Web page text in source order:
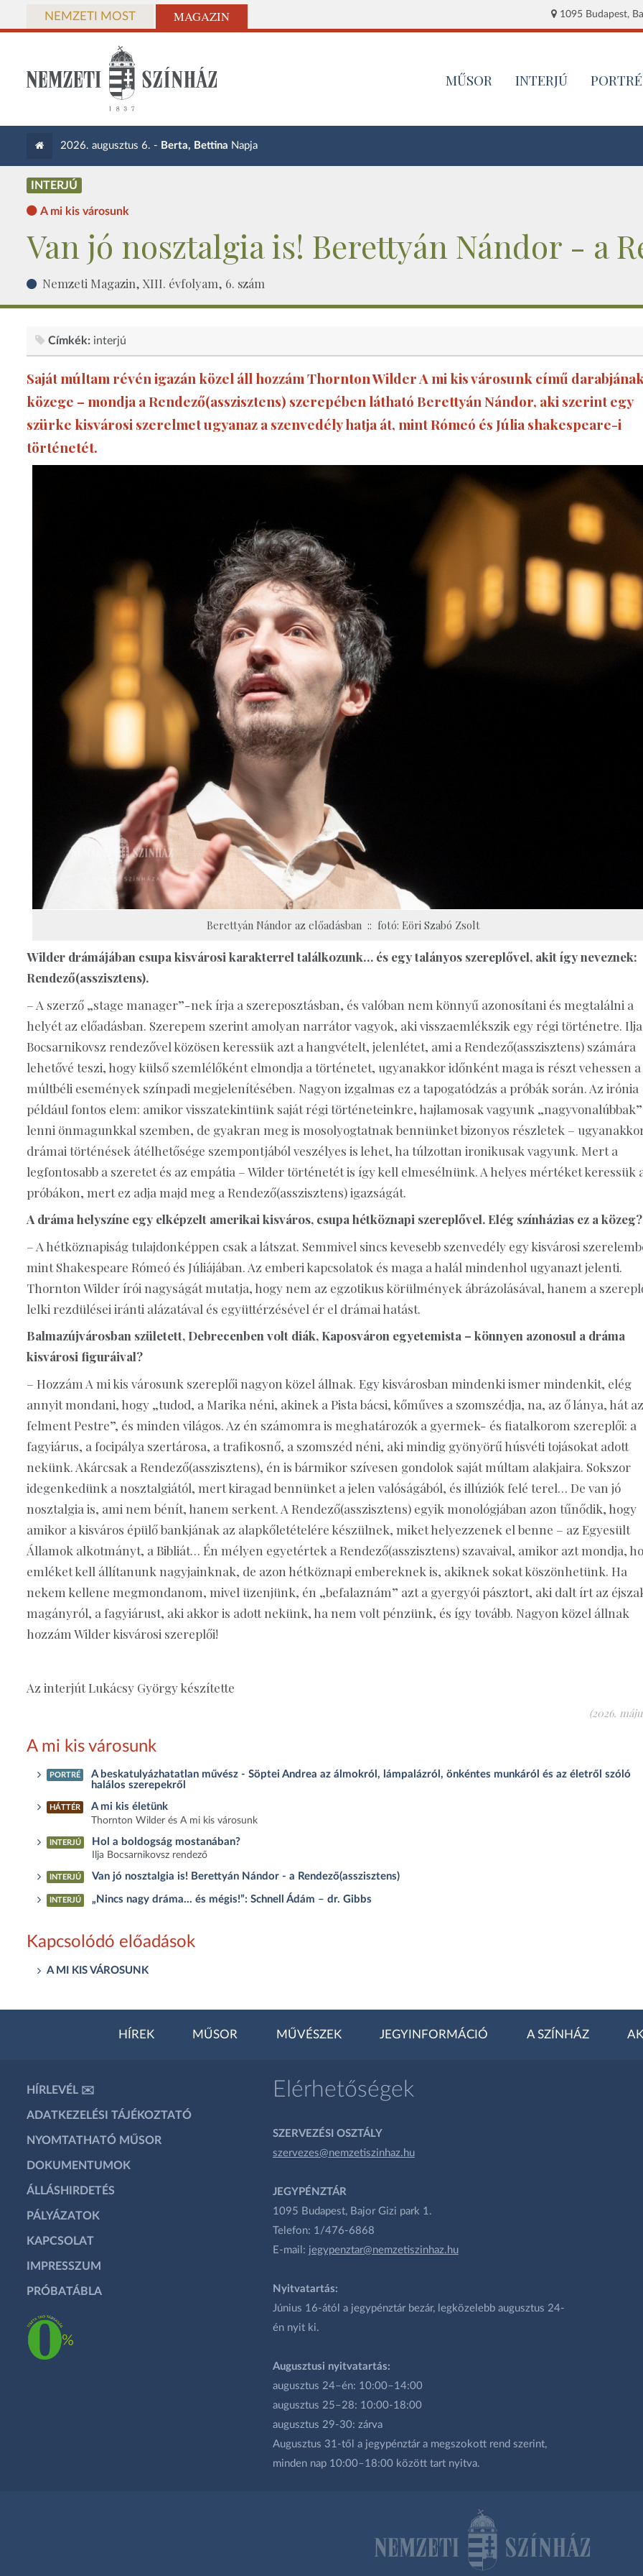
NEMZETI MOST MAGAZIN 1095 Budapest,
MŰSOR INTERJÚ PORTRÉ
2026. augusztus 6. - Berta, Bettina Napja
INTERJÚ
A mi kis városunk
Van jó nosztalgia is! Berettyán Nándor - a
Nemzeti Magazin, XIII. évfolyam, 6. szám
Címkék: interjú
Saját múltam révén igazán közel áll hozzám Thornton Wilder A mi kis városunk című
közege – mondja a Rendező(asszisztens) szerepében látható Berettyán Nándor, aki szerint egy
szürke kisvárosi szerelmet ugyanaz a szenvedély hatja át, mint Rómeó és Júlia shakespeare-i
történetét.
Berettyán Nándor az előadásban :: fotó: Eöri Szabó Zsolt
Wilder drámájában csupa kisvárosi karakterrel találkozunk… és egy talányos szereplővel, akit így neveznek:
Rendező(asszisztens).
– A szerző „stage manager”-nek írja a szereposztásban, és valóban nem könnyű azonosítani és megtalálni a
helyét az előadásban. Szerepem szerint amolyan narrátor vagyok, aki visszaemlékszik egy régi történetre. Ilja
Bocsarnikovsz rendezővel közösen keressük azt a hangvételt, jelenlétet, ami a Rendező(asszisztens) számára
lehetővé teszi, hogy külső szemlélőként elmondja a történetet, ugyanakkor időnként maga is részt vehessen a
múltbéli események színpadi megjelenítésében. Nagyon izgalmas ez a tapogatódzás a próbák során. Az irónia
például fontos elem: amikor visszatekintünk saját régi történeteinkre, hajlamosak vagyunk „nagyvonalúbbak”
lenni önmagunkkal szemben, de gyakran meg is mosolyogtatnak bennünket bizonyos részletek –
drámai történések átélhetősége szempontjából veszélyes is lehet, ha túlzottan ironikusak vagyunk. Mert a
legfontosabb a szeretet és az empátia – Wilder történetét is így kell elmesélnünk. A helyes mértéket keressük
próbákon, mert ez adja majd meg a Rendező(asszisztens) igazságát.
A dráma helyszíne egy elképzelt amerikai kisváros, csupa hétköznapi szereplővel. Elég színházias ez a közeg?
– A hétköznapiság tulajdonképpen csak a látszat. Semmivel sincs kevesebb szenvedély egy kisvárosi
mint Shakespeare Rómeó és Júliájában. Az emberi kapcsolatok és maga a halál mindenhol ugyanazt jelenti.
Thornton Wilder írói nagyságát mutatja, hogy nem az egzotikus körülmények ábrázolásával, hanem a
lelki rezdülései iránti alázatával és együttérzésével ér el drámai hatást.
Balmazújvárosban született, Debrecenben volt diák, Kaposváron egyetemista – könnyen azonosul a dráma
kisvárosi figuráival?
– Hozzám A mi kis városunk szereplői nagyon közel állnak. Egy kisvárosban mindenki ismer mindenkit, elég
annyit mondani, hogy „tudod, a Marika néni, akinek a Pista bácsi, kőműves a szomszédja, na, az ő lánya, hát az
felment Pestre”, és minden világos. Az én számomra is meghatározók a gyermek- és fiatalkorom szereplői: a
fagyiárus, a focipálya szertárosa, a trafikosnő, a szomszéd néni, aki mindig gyönyörű húsvéti tojásokat adott
nekünk. Akárcsak a Rendező(asszisztens), én is bármikor szívesen gondolok saját múltam alakjaira. Sokszor
idegenkedünk a nosztalgiától, mert kiragad bennünket a jelen valóságából, és illúziók felé terel… De van jó
nosztalgia is, ami nem bénít, hanem serkent. A Rendező(asszisztens) egyik monológjában azon tűnődik, hogy
amikor a kisváros épülő bankjának az alapkőletételére készülnek, miket helyezzenek el benne – az Egyesült
Államok alkotmányt, a Bibliát… Én mélyen egyetértek a Rendező(asszisztens) szavaival, amikor azt mondja,
emléket kell állítanunk nagyjainknak, de azon hétköznapi embereknek is, akiknek sokat köszönhetünk. Ha
nekem kellene megmondanom, mivel üzenjünk, én „befalaznám” azt a gyergyói pásztort, aki dalt írt az
magányról, a fagyiárust, aki akkor is adott nekünk, ha nem volt pénzünk, és így tovább. Nagyon közel állnak
hozzám Wilder kisvárosi szereplői!
Az interjút Lukácsy György készítette
(2026.
A mi kis városunk
PORTRÉ
A beskatulyázhatatlan művész - Söptei Andrea az álmokról, lámpalázról, önkéntes munkáról és az életről szóló
halálos szerepekről
HÁTTÉR A mi kis életünk
Thornton Wilder és A mi kis városunk
INTERJÚ Hol a boldogság mostanában?
Ilja Bocsarnikovsz rendező
INTERJÚ Van jó nosztalgia is! Berettyán Nándor - a Rendező(asszisztens)
INTERJÚ „Nincs nagy dráma… és mégis!”: Schnell Ádám – dr. Gibbs
Kapcsolódó előadások
A MI KIS VÁROSUNK
HÍREK MŰSOR MŰVÉSZEK JEGYINFORMÁCIÓ A SZÍNHÁZ
HÍRLEVÉL ✉️
ADATKEZELÉSI TÁJÉKOZTATÓ
NYOMTATHATÓ MŰSOR
DOKUMENTUMOK
ÁLLÁSHIRDETÉS
PÁLYÁZATOK
KAPCSOLAT
IMPRESSZUM
PRÓBATÁBLA
Elérhetőségek
SZERVEZÉSI OSZTÁLY
szervezes@nemzetiszinhaz.hu
JEGYPÉNZTÁR
1095 Budapest, Bajor Gizi park 1.
Telefon: 1/476-6868
E-mail: jegypenztar@nemzetiszinhaz.hu
Nyitvatartás:
Június 16-ától a jegypénztár bezár, legközelebb augusztus 24-
én nyit ki.
Augusztusi nyitvatartás:
augusztus 24–én: 10:00–14:00
augusztus 25–28: 10:00-18:00
augusztus 29-30: zárva
Augusztus 31-től a jegypénztár a megszokott rend szerint,
minden nap 10:00–18:00 között tart nyitva.